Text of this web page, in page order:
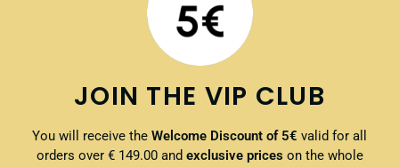
JOIN THE VIP CLUB
You will receive the Welcome Discount of 5€ valid for all
orders over € 149.00 and exclusive prices on the whole